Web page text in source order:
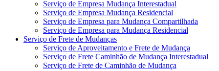
Serviço de Empresa Mudança Interestadual
Serviço de Empresa Mudança Residencial
Serviço de Empresa para Mudança Compartilhada
Serviço de Empresa para Mudança Residencial
Serviço de Frete de Mudanças
Serviço de Aproveitamento e Frete de Mudança
Serviço de Frete Caminhão de Mudança Interestadual
Serviço de Frete de Caminhão de Mudança